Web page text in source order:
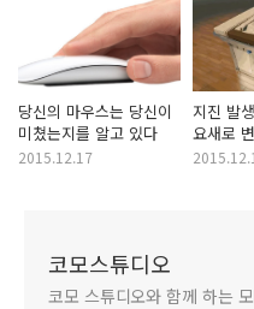
당신의 마우스는 당신이
미쳤는지를 알고 있다
2015.12.17
지진 발
요새로
코모스튜디오
코모 스튜디오와 함께 하는